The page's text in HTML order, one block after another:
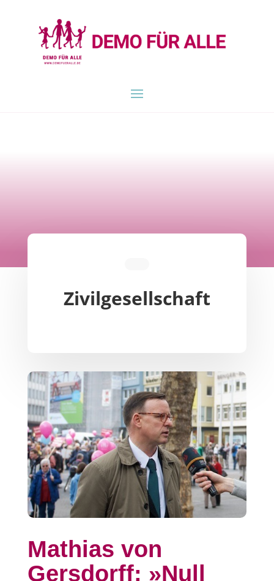
Zivilgesellschaft
Mathias von
Gersdorff: »Null